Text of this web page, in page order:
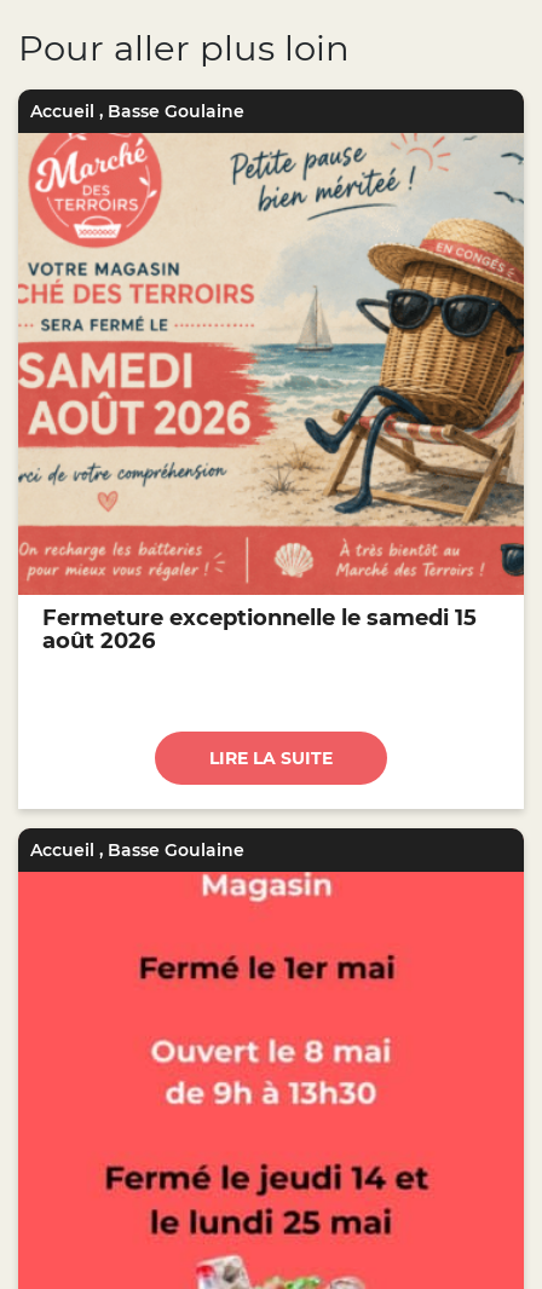
Pour aller plus loin
Accueil , Basse Goulaine
Fermeture exceptionnelle le samedi 15
août 2026
LIRE LA SUITE
Accueil , Basse Goulaine